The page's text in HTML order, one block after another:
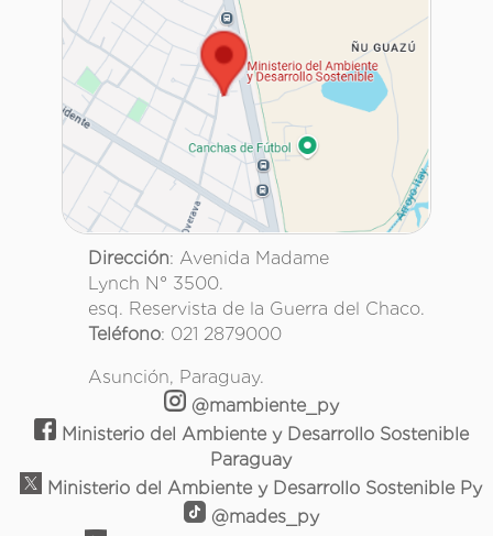
Dirección: Avenida Madame
Lynch N° 3500.
esq. Reservista de la Guerra del Chaco.
Teléfono: 021 2879000
Asunción, Paraguay.
@mambiente_py
Ministerio del Ambiente y Desarrollo Sostenible
Paraguay
Ministerio del Ambiente y Desarrollo Sostenible Py
@mades_py